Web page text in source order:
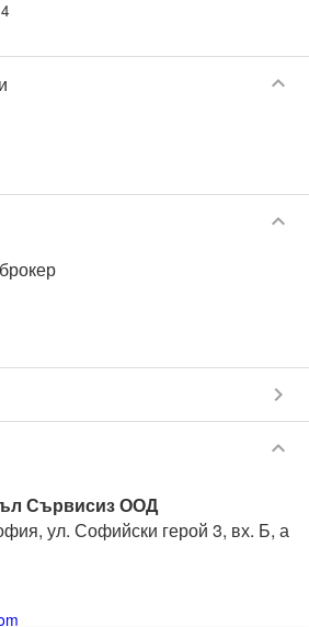
keyboard_arrow_down
keyboard_arrow_down
chevron_right
keyboard_arrow_down
Сървисиз ООД
ул. Софийски герой 3, вх. Б, а